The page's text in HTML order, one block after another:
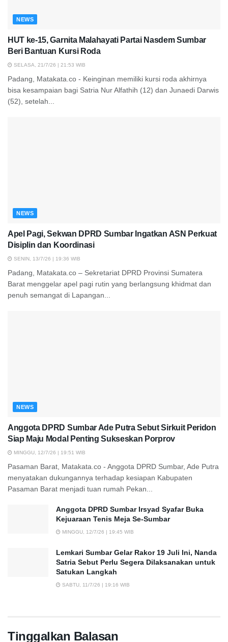
NEWS
HUT ke-15, Garnita Malahayati Partai Nasdem Sumbar
Beri Bantuan Kursi Roda
SELASA, 21/7/26 | 21:53 WIB
Padang, Matakata.co - Keinginan memiliki kursi roda akhirnya
bisa kesampaian bagi Satria Nur Alfathih (12) dan Junaedi Darwis
(52), setelah...
NEWS
Apel Pagi, Sekwan DPRD Sumbar Ingatkan ASN Perkuat
Disiplin dan Koordinasi
SENIN, 13/7/26 | 19:36 WIB
Padang, Matakata.co – Sekretariat DPRD Provinsi Sumatera
Barat menggelar apel pagi rutin yang berlangsung khidmat dan
penuh semangat di Lapangan...
NEWS
Anggota DPRD Sumbar Ade Putra Sebut Sirkuit Peridon
Siap Maju Modal Penting Sukseskan Porprov
MINGGU, 12/7/26 | 19:51 WIB
Pasaman Barat, Matakata.co - Anggota DPRD Sumbar, Ade Putra
menyatakan dukungannya terhadap kesiapan Kabupaten
Pasaman Barat menjadi tuan rumah Pekan...
Anggota DPRD Sumbar Irsyad Syafar Buka
Kejuaraan Tenis Meja Se-Sumbar
MINGGU, 12/7/26 | 19:45 WIB
Lemkari Sumbar Gelar Rakor 19 Juli Ini, Nanda
Satria Sebut Perlu Segera Dilaksanakan untuk
Satukan Langkah
SABTU, 11/7/26 | 19:16 WIB
Tinggalkan Balasan